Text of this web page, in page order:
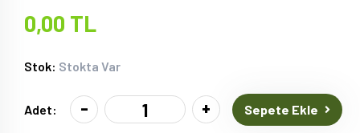
0,00 TL
Stok: Stokta Var
Adet: - + Sepete Ekle